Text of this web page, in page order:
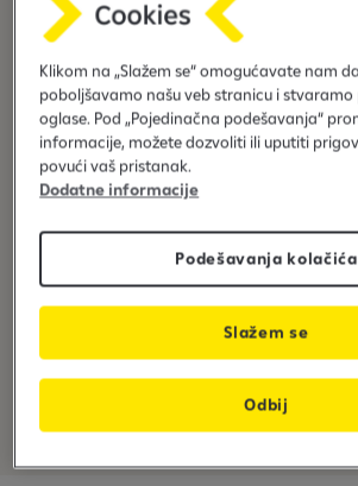
Domaća platna kartica
Bez godišnje naknade
Sigurno plaćanje
Klikom na „Slažem se“ omogućavate nam
poboljšavamo našu veb stranicu i
oglase. Pod „Pojedinačna podešavanja“
informacije, možete dozvoliti ili uputiti
povući vaš pristanak.
Dodatne informacije
Podešavanja kolačića
Odbij
Slažem se